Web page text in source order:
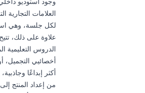
العلامات
لكل جلسة، وهي
علاوة على ذلك،
الدروس التعليمية
أخصائيي
أكثر إبداعًا
من إعداد المنتج